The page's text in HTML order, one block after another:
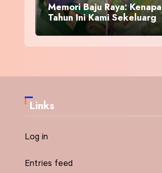
Memori Baju Raya: Kenapa
Tahun Ini Kami Sekeluarga
Kembali ke Pusat Pakaian
Hari-Hari?
Links
Log in
Entries feed